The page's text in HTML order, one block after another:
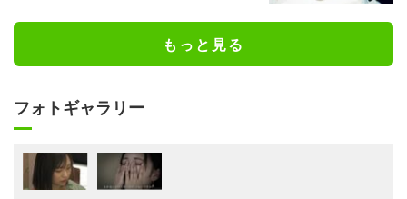
もっと見る
フォトギャラリー